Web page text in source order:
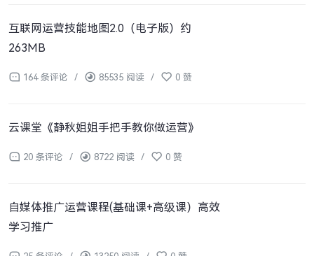
互联网运营技能地图2.0（电子版）约
263MB
164 条评论 / 85535 阅读 / 0 赞
云课堂《静秋姐姐手把手教你做运营》
20 条评论 / 8722 阅读 / 0 赞
自媒体推广运营课程(基础课+高级课）高效
学习推广